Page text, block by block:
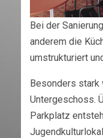
Bei der
anderem die
umstrukturiert
Besonders stark
Untergeschoss.
Parkplatz